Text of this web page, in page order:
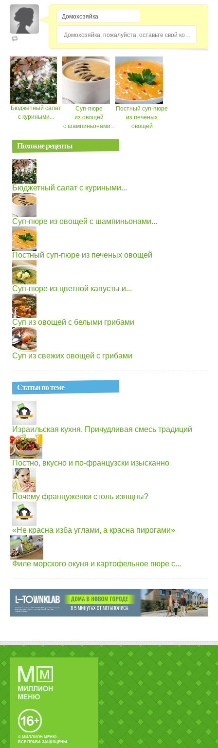
Домохозяйка, пожалуйста, оставьте свой комментарий...
Бюджетный салат
с куриными...
Суп-пюре
из овощей
с шампиньонами...
Постный суп-пюре
из печеных
овощей
Похожие рецепты
Бюджетный салат с куриными...
Суп-пюре из овощей с шампиньонами...
Постный суп-пюре из печеных овощей
Суп-пюре из цветной капусты и...
Суп из овощей с белыми грибами
Суп из свежих овощей с грибами
Статьи по теме
Израильская кухня. Причудливая смесь традиций
Постно, вкусно и по-французски изысканно
Почему француженки столь изящны?
«Не красна изба углами, а красна пирогами»
Филе морского окуня и картофельное пюре с...
© МИЛЛИОН МЕНЮ.
ВСЕ ПРАВА ЗАЩИЩЕНЫ.